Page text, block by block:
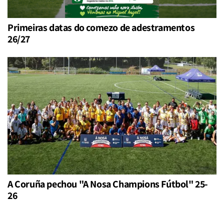
Primeiras datas do comezo de adestramentos
26/27
A Coruña pechou "A Nosa Champions Fútbol" 25-
26